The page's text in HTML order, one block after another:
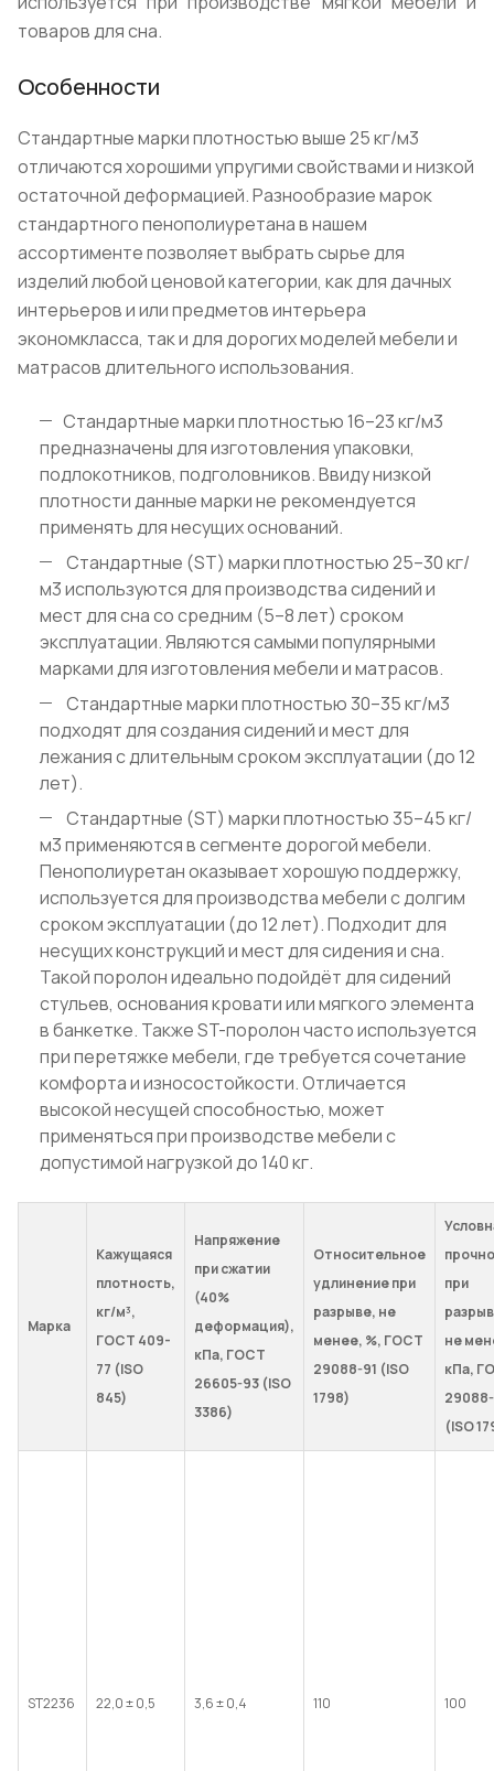
товаров для сна.
Особенности
Cтандартные марки плотностью выше 25 кг/м3
отличаются хорошими упругими свойствами и низкой
остаточной деформацией. Разнообразие марок
стандартного пенополиуретана в нашем
ассортименте позволяет выбрать сырье для
изделий любой ценовой категории, как для дачных
интерьеров и или предметов интерьера
экономкласса, так и для дорогих моделей мебели и
матрасов длительного использования.
Cтандартные марки плотностью 16–23 кг/м3
предназначены для изготовления упаковки,
подлокотников, подголовников. Ввиду низкой
плотности данные марки не рекомендуется
применять для несущих оснований.
Стандартные (ST) марки плотностью 25–30 кг/
м3 используются для производства сидений и
мест для сна со средним (5–8 лет) сроком
эксплуатации. Являются самыми популярными
марками для изготовления мебели и матрасов.
Стандартные марки плотностью 30–35 кг/м3
подходят для создания сидений и мест для
лежания с длительным сроком эксплуатации (до 12
лет).
Стандартные (ST) марки плотностью 35–45 кг/
м3 применяются в сегменте дорогой мебели.
Пенополиуретан оказывает хорошую поддержку,
используется для производства мебели с долгим
сроком эксплуатации (до 12 лет). Подходит для
несущих конструкций и мест для сидения и сна.
Такой поролон идеально подойдёт для сидений
стульев, основания кровати или мягкого элемента
в банкетке. Также ST-поролон часто используется
при перетяжке мебели, где требуется сочетание
комфорта и износостойкости. Отличается
высокой несущей способностью, может
применяться при производстве мебели с
допустимой нагрузкой до 140 кг.
Марка
Кажущаяся
плотность,
кг/м³,
ГОСТ 409-
77 (ISO
845)
Напряжение
при сжатии
(40%
деформация),
кПа, ГОСТ
26605-93 (ISO
3386)
Относительное
удлинение при
разрыве, не
менее, %, ГОСТ
29088-91 (ISO
1798)
при
не
кПа,
(ISO
ST2236 22,0 ± 0,5 3,6 ± 0,4 110 100